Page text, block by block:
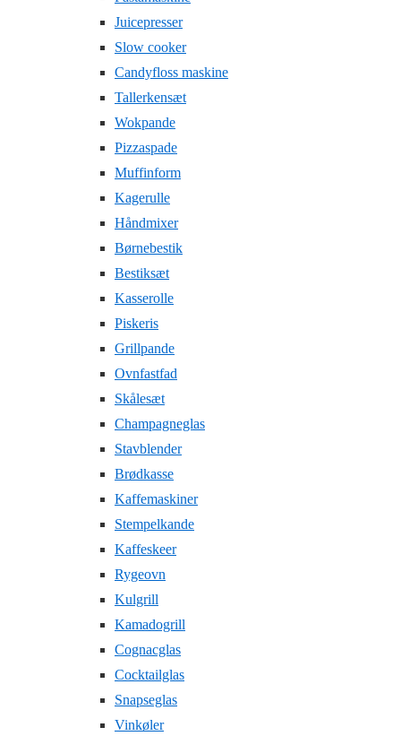
Juicepresser
Slow cooker
Candyfloss maskine
Tallerkensæt
Wokpande
Pizzaspade
Muffinform
Kagerulle
Håndmixer
Børnebestik
Bestiksæt
Kasserolle
Piskeris
Grillpande
Ovnfastfad
Skålesæt
Champagneglas
Stavblender
Brødkasse
Kaffemaskiner
Stempelkande
Kaffeskeer
Rygeovn
Kulgrill
Kamadogrill
Cognacglas
Cocktailglas
Snapseglas
Vinkøler